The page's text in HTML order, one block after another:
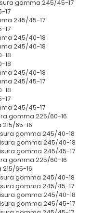
gomma 245/45-17
17
245/45-17
17
245/40-18
245/40-18
18
18
245/40-18
245/45-17
18
17
245/45-17
gomma 225/60-16
65-16
gomma 245/40-18
gomma 245/40-18
gomma 245/45-17
gomma 225/60-16
65-16
gomma 245/40-18
gomma 245/45-17
gomma 245/40-18
gomma 245/45-17